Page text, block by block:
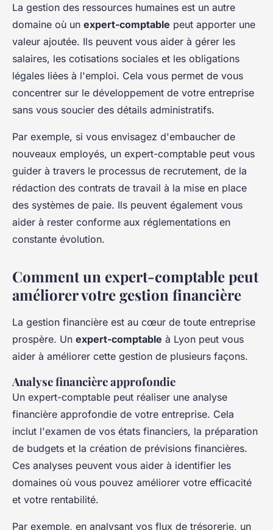
La gestion des ressources humaines est un autre
domaine où un expert-comptable peut apporter une
valeur ajoutée. Ils peuvent vous aider à gérer les
salaires, les cotisations sociales et les obligations
légales liées à l'emploi. Cela vous permet de vous
concentrer sur le développement de votre entreprise
sans vous soucier des détails administratifs.
Par exemple, si vous envisagez d'embaucher de
nouveaux employés, un expert-comptable peut vous
guider à travers le processus de recrutement, de la
rédaction des contrats de travail à la mise en place
des systèmes de paie. Ils peuvent également vous
aider à rester conforme aux réglementations en
constante évolution.
Comment un expert-comptable peut
améliorer votre gestion financière
La gestion financière est au cœur de toute entreprise
prospère. Un expert-comptable à Lyon peut vous
aider à améliorer cette gestion de plusieurs façons.
Analyse financière approfondie
Un expert-comptable peut réaliser une analyse
financière approfondie de votre entreprise. Cela
inclut l'examen de vos états financiers, la préparation
de budgets et la création de prévisions financières.
Ces analyses peuvent vous aider à identifier les
domaines où vous pouvez améliorer votre efficacité
et votre rentabilité.
Par exemple, en analysant vos flux de trésorerie, un